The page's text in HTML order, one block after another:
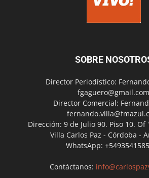
SOBRE
Director Periodístico:
fgaguero@gmail.com
Director Comercial:
Dirección: 9 de Julio 90. Piso 10. Of
Villa Carlos Paz - Córdoba -
WhatsApp:
Contáctanos: